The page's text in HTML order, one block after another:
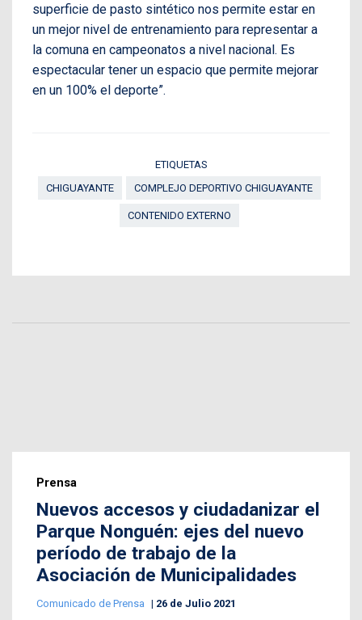
superficie de pasto sintético nos permite estar en
un mejor nivel de entrenamiento para representar a
la comuna en campeonatos a nivel nacional. Es
espectacular tener un espacio que permite mejorar
en un 100% el deporte”.
ETIQUETAS
CHIGUAYANTE
COMPLEJO DEPORTIVO CHIGUAYANTE
CONTENIDO EXTERNO
Prensa
Nuevos accesos y ciudadanizar el
Parque Nonguén: ejes del nuevo
período de trabajo de la
Asociación de Municipalidades
Comunicado de Prensa 26 de Julio 2021